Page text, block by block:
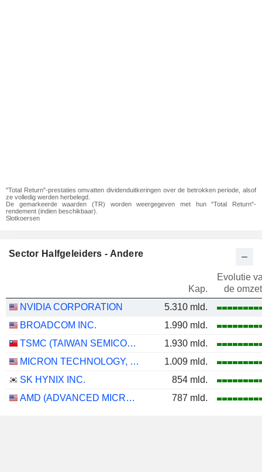
"Total Return"-prestaties omvatten dividenduitkeringen over de betrokken periode, alsof
ze volledig werden herbelegd.
De gemarkeerde waarden (TR) worden weergegeven met hun "Total Return"-
rendement (indien beschikbaar).
Slotkoersen
Sector Halfgeleiders - Andere
Kap.
Evolutie
de omzet
NVIDIA CORPORATION
5.310 mld.
BROADCOM INC.
1.990 mld.
TSMC (TAIWAN SEMICONDUCTOR MANUFACTURING COMPANY)
1.930 mld.
MICRON TECHNOLOGY, INC.
1.009 mld.
SK HYNIX INC.
854 mld.
AMD (ADVANCED MICRO DEVICES)
787 mld.